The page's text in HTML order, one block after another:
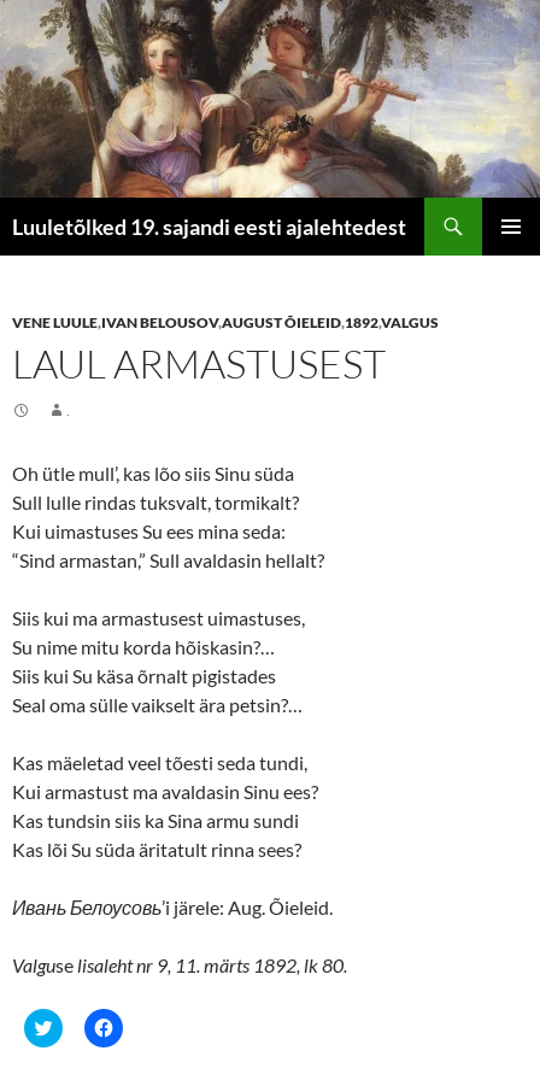
Luuletõlked 19. sajandi eesti ajalehtedest
VENE LUULE,IVAN BELOUSOV,AUGUST ÕIELEID,1892,VALGUS
LAUL ARMASTUSEST
Oh ütle mull’, kas lõo siis Sinu süda
Sull lulle rindas tuksvalt, tormikalt?
Kui uimastuses Su ees mina seda:
“Sind armastan,” Sull avaldasin hellalt?
Siis kui ma armastusest uimastuses,
Su nime mitu korda hõiskasin?…
Siis kui Su käsa õrnalt pigistades
Seal oma sülle vaikselt ära petsin?…
Kas mäeletad veel tõesti seda tundi,
Kui armastust ma avaldasin Sinu ees?
Kas tundsin siis ka Sina armu sundi
Kas lõi Su süda äritatult rinna sees?
Ивань Белоусовь’i järele: Aug. Õieleid.
Valguse lisalehtnr 9, 11. märts 1892, lk 80.
C
l
C
l